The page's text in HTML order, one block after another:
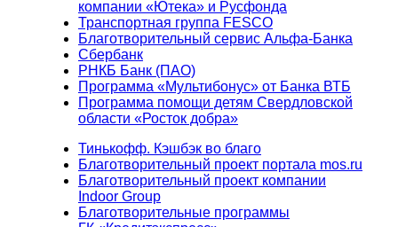
компании «Ютека» и Русфонда
Транспортная группа FESCO
Благотворительный сервис Альфа-Банка
Сбербанк
РНКБ Банк (ПАО)
Программа «Мультибонус» от Банка ВТБ
Программа помощи детям Свердловской
области «Росток добра»
Тинькофф. Кэшбэк во благо
Благотворительный проект портала mos.ru
Благотворительный проект компании
Indoor Group
Благотворительные программы